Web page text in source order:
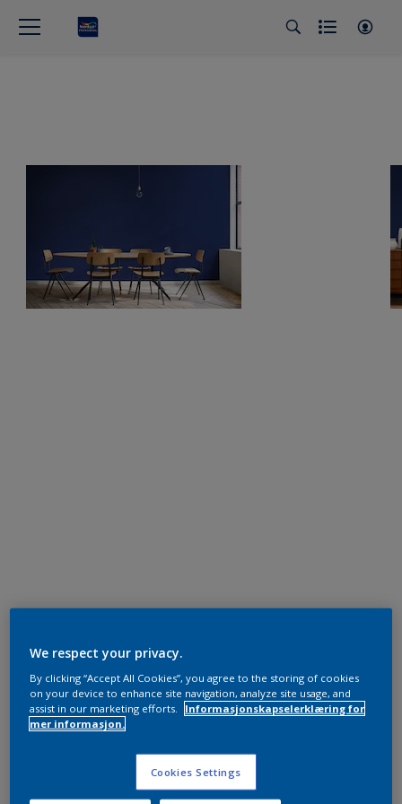
We respect your privacy.
By clicking “Accept All Cookies”, you agree to the storing of cookies
on your device to enhance site navigation, analyze site usage, and
assist in our marketing efforts.
Informasjonskapselerklæring for
mer informasjon.
Cookies Settings